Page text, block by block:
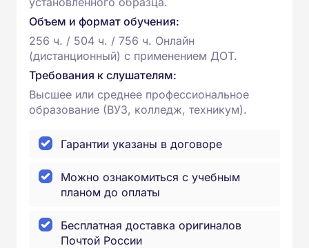
Объем и формат обучения:
256 ч. / 504 ч. / 756 ч. Онлайн
(дистанционный) с применением ДОТ.
Требования к слушателям:
Высшее или среднее профессиональное
образование (ВУЗ, колледж, техникум).
Гарантии указаны в договоре
Можно ознакомиться с учебным
планом до оплаты
Бесплатная доставка оригиналов
Почтой России